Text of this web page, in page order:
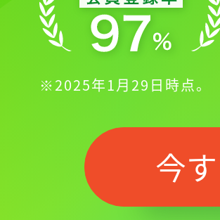
※2025年1月29日時点。
今